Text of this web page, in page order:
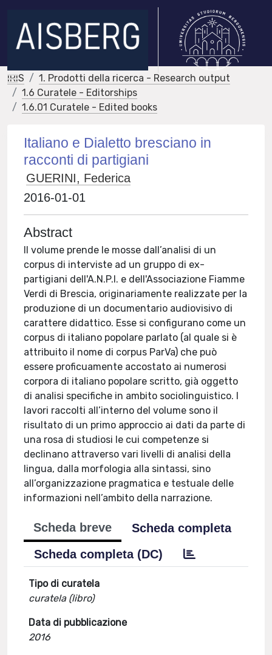
IRIS
1. Prodotti della ricerca - Research output
1.6 Curatele - Editorships
1.6.01 Curatele - Edited books
Italiano e Dialetto bresciano in
racconti di partigiani
GUERINI, Federica
2016-01-01
Abstract
Il volume prende le mosse dall’analisi di un
corpus di interviste ad un gruppo di ex-
partigiani dell'A.N.P.I. e dell'Associazione Fiamme
Verdi di Brescia, originariamente realizzate per la
produzione di un documentario audiovisivo di
carattere didattico. Esse si configurano come un
corpus di italiano popolare parlato (al quale si è
attribuito il nome di corpus ParVa) che può
essere proficuamente accostato ai numerosi
corpora di italiano popolare scritto, già oggetto
di analisi specifiche in ambito sociolinguistico. I
lavori raccolti all’interno del volume sono il
risultato di un primo approccio ai dati da parte di
una rosa di studiosi le cui competenze si
declinano attraverso vari livelli di analisi della
lingua, dalla morfologia alla sintassi, sino
all’organizzazione pragmatica e testuale delle
informazioni nell’ambito della narrazione.
Scheda breve
Scheda completa
Scheda completa (DC)
Tipo di curatela
curatela (libro)
Data di pubblicazione
2016